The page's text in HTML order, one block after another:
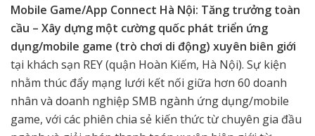
Mobile Game/App Connect Hà Nội: Tăng trưởng toàn
cầu – Xây dựng một cường quốc phát triển ứng
dụng/mobile game (trò chơi di động) xuyên biên giới
tại khách sạn REY (quận Hoàn Kiếm, Hà Nội). Sự kiện
nhằm thúc đẩy mạng lưới kết nối giữa hơn 60 doanh
nhân và doanh nghiệp SMB ngành ứng dụng/mobile
game, với các phiên chia sẻ kiến thức từ chuyên gia đầu